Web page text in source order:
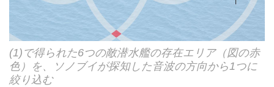
(1)で得られた6つの敵潜水艦の存在エリア（図の赤
色）を、ソノブイが探知した音波の方向から1つに
絞り込む